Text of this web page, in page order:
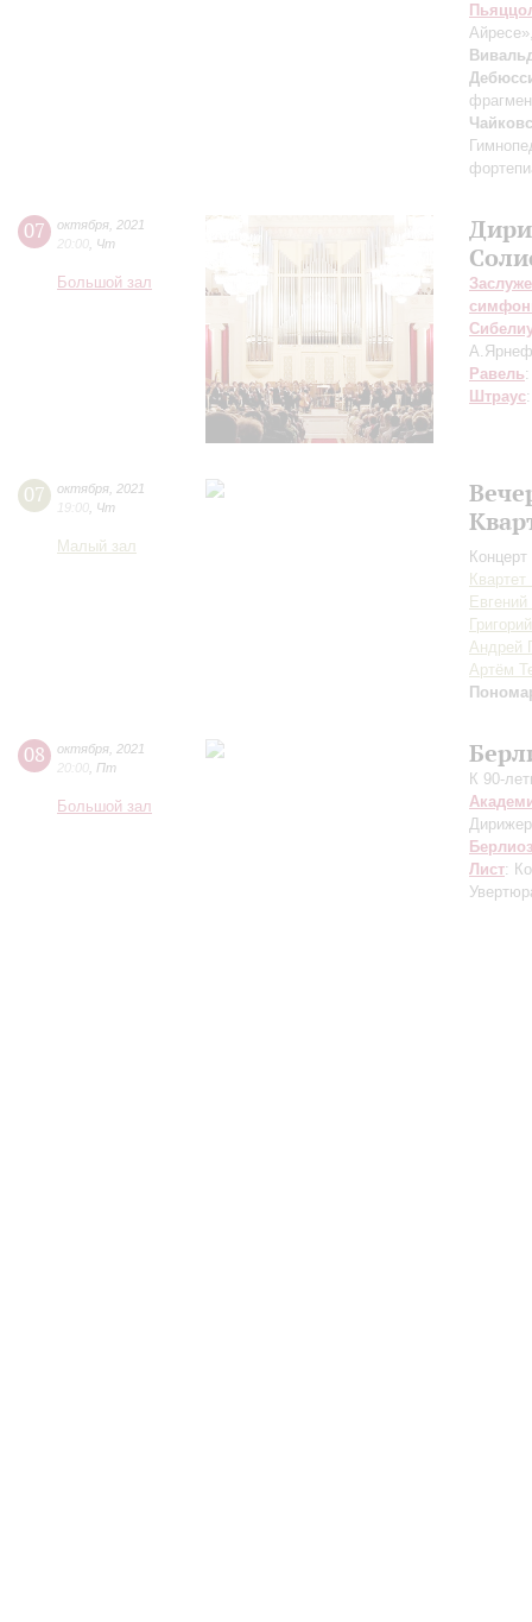
07 октября 2021
20:00 Чт
Большой зал
Равель
Штраус
07 октября 2021
19:00 Чт
Малый зал
Андрей
Артём
08 октября 2021
20:00 Пт
Большой зал
К 90-
Берлиоз
Лист: